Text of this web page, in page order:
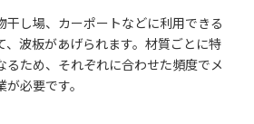
干し場、カーポートなどに利用できる
、波板があげられます。材質ごとに特
るため、それぞれに合わせた頻度でメ
必要です。